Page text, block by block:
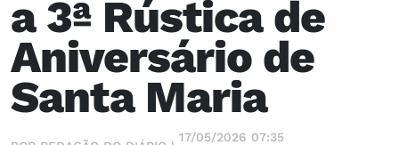
a 3ª Rústica de
Aniversário de
Santa Maria
17/05/2026 07:35